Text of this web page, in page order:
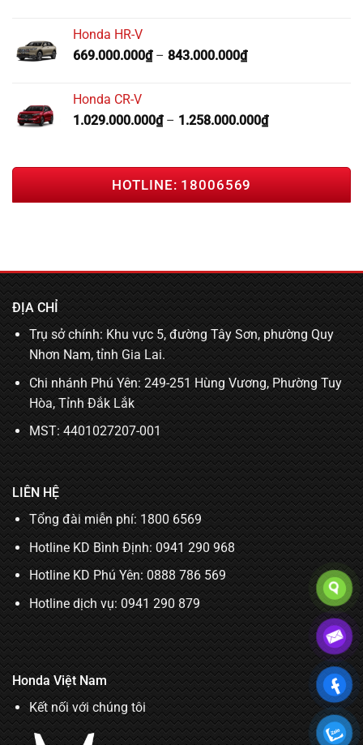
Honda HR-V
669.000.000₫– 843.000.000₫
Honda CR-V
1.029.000.000₫– 1.258.000.000₫
HOTLINE: 18006569
ĐỊA CHỈ
Trụ sở chính: Khu vực 5, đường Tây Sơn, phường Quy
Nhơn Nam, tỉnh Gia Lai.
Chi nhánh Phú Yên: 249-251 Hùng Vương, Phường Tuy
Hòa, Tỉnh Đắk Lắk
MST: 4401027207-001
LIÊN HỆ
Tổng đài miễn phí: 1800 6569
Hotline KD Bình Định:0941 290 968
Hotline KD Phú Yên:0888 786 569
Hotline dịch vụ: 0941 290 879
Honda Việt Nam
Kết nối với chúng tôi